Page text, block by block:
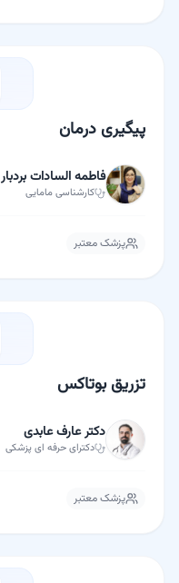
پیگیری درمان
فاطمه السادات بردبار
کارشناسیمامایی
پزشک معتبر
تزریق بوتاکس
دکتر عارف عابدی
دکترای حرفه ایپزشکی
پزشک معتبر